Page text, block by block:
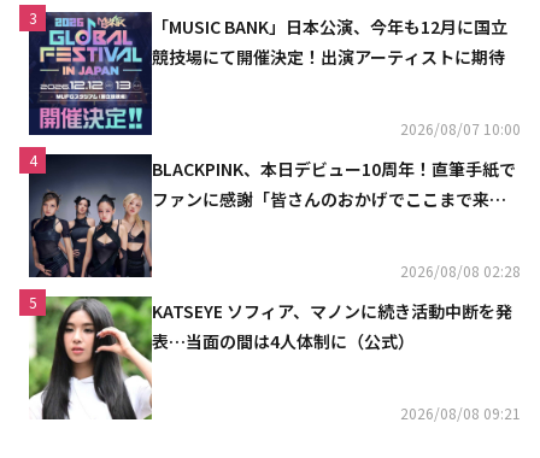
3
「MUSIC BANK」日本公演、今年も12月に国立
競技場にて開催決定！出演アーティストに期待
2026/08/07 10:00
4
BLACKPINK、本日デビュー10周年！直筆手紙で
ファンに感謝「皆さんのおかげでここまで来ら
2026/08/08 02:28
5
KATSEYE ソフィア、マノンに続き活動中断を発
表…当面の間は4人体制に（公式）
2026/08/08 09:21